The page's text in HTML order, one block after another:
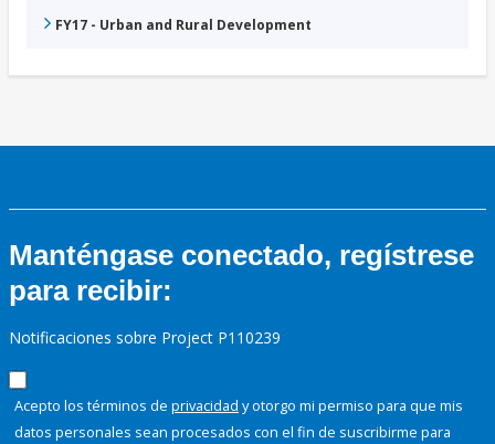
FY17 - Urban and Rural Development
Manténgase conectado, regístrese
para recibir:
Notificaciones sobre Project P110239
Acepto los términos de privacidad y otorgo mi permiso para que mis
datos personales sean procesados con el fin de suscribirme para